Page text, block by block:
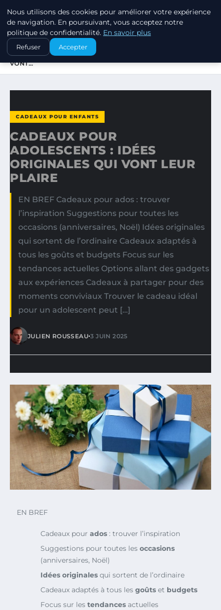
SWISSTALES
ACCUEIL
CADEAUX POUR ENFANTS
CADEAUX POUR ADOLESCENTS : IDÉES ORIGINALES QUI
VONT…
CADEAUX POUR ENFANTS
CADEAUX POUR
ADOLESCENTS : IDÉES
ORIGINALES QUI VONT LEUR
PLAIRE
EN BREF Cadeaux pour ados : trouver
l’inspiration Suggestions pour toutes les
occasions (anniversaires, Noël) Idées originales
qui sortent de l’ordinaire Cadeaux adaptés à
tous les goûts et budgets Focus sur les
tendances actuelles Options allant des gadgets
aux expériences Cadeaux à partager pour des
moments conviviaux Trouver le cadeau idéal
pour un adolescent peut […]
JULIEN ROUSSEAU•3 JUIN 2025
EN BREF
Cadeaux pour ados : trouver l’inspiration
Suggestions pour toutes les occasions
(anniversaires, Noël)
Idées originales qui sortent de l’ordinaire
Cadeaux adaptés à tous les goûts et budgets
Focus sur les tendances actuelles
Nous utilisons des cookies pour améliorer votre expérience
de navigation. En poursuivant, vous acceptez notre
politique de confidentialité. En savoir plus
Refuser Accepter